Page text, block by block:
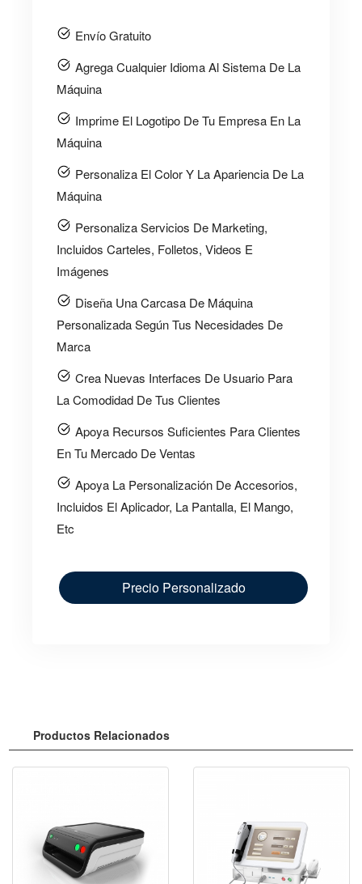
Envío Gratuito
Agrega Cualquier Idioma Al Sistema De La
Máquina
Imprime El Logotipo De Tu Empresa En La
Máquina
Personaliza El Color Y La Apariencia De La
Máquina
Personaliza Servicios De Marketing,
Incluidos Carteles, Folletos, Videos E
Imágenes
Diseña Una Carcasa De Máquina
Personalizada Según Tus Necesidades De
Marca
Crea Nuevas Interfaces De Usuario Para
La Comodidad De Tus Clientes
Apoya Recursos Suficientes Para Clientes
En Tu Mercado De Ventas
Apoya La Personalización De Accesorios,
Incluidos El Aplicador, La Pantalla, El Mango,
Etc
Precio Personalizado
Productos Relacionados